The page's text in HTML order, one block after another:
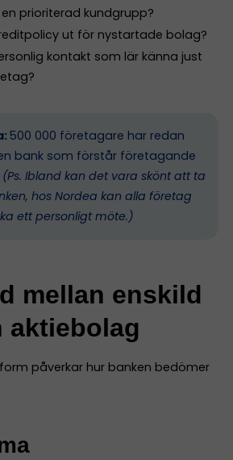
prioriterad kundgrupp?
ut för nystartade bolag?
kontakt som lär känna just
500 000 företagare har redan
bank som förstår företagande
(Ps. Ibland kan det vara skönt att ta
hos Nordea kan alla företag
ett personligt möte.)
mellan enskild
aktiebolag
påverkar hur banken bedömer